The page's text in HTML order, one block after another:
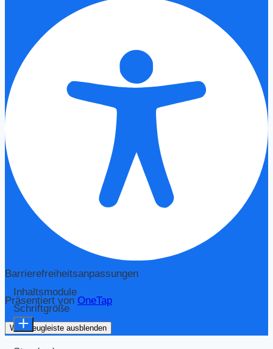
Barrierefreiheitsanpassungen
Präsentiert von OneTap
Werkzeugleiste ausblenden
Inhaltsmodule
Schriftgröße